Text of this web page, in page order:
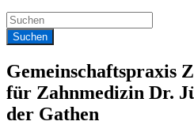
Gemeinschaftspraxis
für Zahnmedizin Dr.
der Gathen